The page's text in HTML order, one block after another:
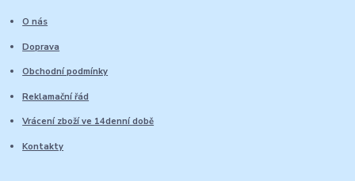
O nás
Doprava
Obchodní podmínky
Reklamační řád
Vrácení zboží ve 14denní době
Kontakty